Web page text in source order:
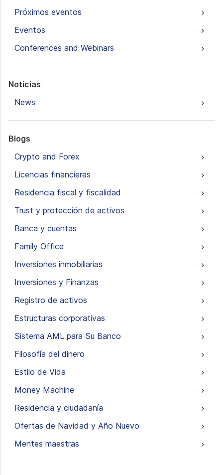
Próximos eventos
Eventos
Conferences and Webinars
Noticias
News
Blogs
Crypto and Forex
Licencias financieras
Residencia fiscal y fiscalidad
Trust y protección de activos
Banca y cuentas
Family Office
Inversiones inmobiliarias
Inversiones y Finanzas
Registro de activos
Estructuras corporativas
Sistema AML para Su Banco
Filosofía del dinero
Estilo de Vida
Money Machine
Residencia y ciudadanía
Ofertas de Navidad y Año Nuevo
Mentes maestras